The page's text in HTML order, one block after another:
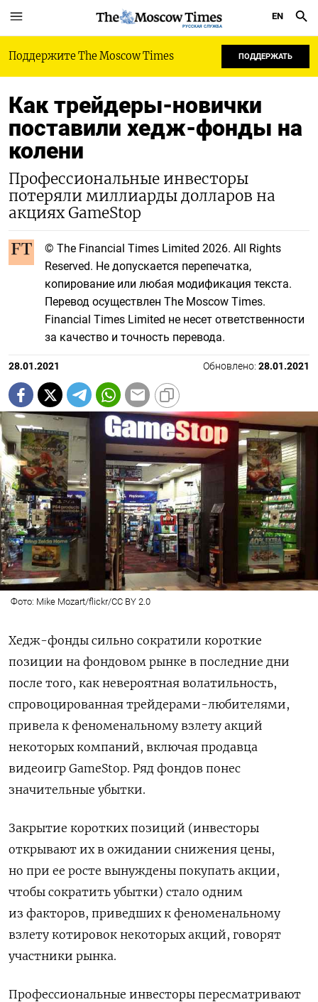
РУССКАЯ СЛУЖБА
EN
Поддержите The Moscow Times ПОДДЕРЖАТЬ
Как трейдеры-новички
поставили хедж-фонды на
колени
Профессиональные инвесторы
потеряли миллиарды долларов на
акциях GameStop
© The Financial Times Limited 2026. All Rights
Reserved. Не допускается перепечатка,
копирование или любая модификация текста.
Перевод осуществлен The Moscow Times.
Financial Times Limited не несет ответственности
за качество и точность перевода.
28.01.2021 Обновлено: 28.01.2021
Фото: Mike Mozart/flickr/CC BY 2.0
Хедж-фонды сильно сократили короткие
позиции на фондовом рынке в последние дни
после того, как невероятная волатильность,
спровоцированная трейдерами-любителями,
привела к феноменальному взлету акций
некоторых компаний, включая продавца
видеоигр GameStop. Ряд фондов понес
значительные убытки.
Закрытие коротких позиций (инвесторы
открывают их в ожидании снижения цены,
но при ее росте вынуждены покупать акции,
чтобы сократить убытки) стало одним
из факторов, приведших к феноменальному
взлету котировок некоторых акций, говорят
участники рынка.
Профессиональные инвесторы пересматривают